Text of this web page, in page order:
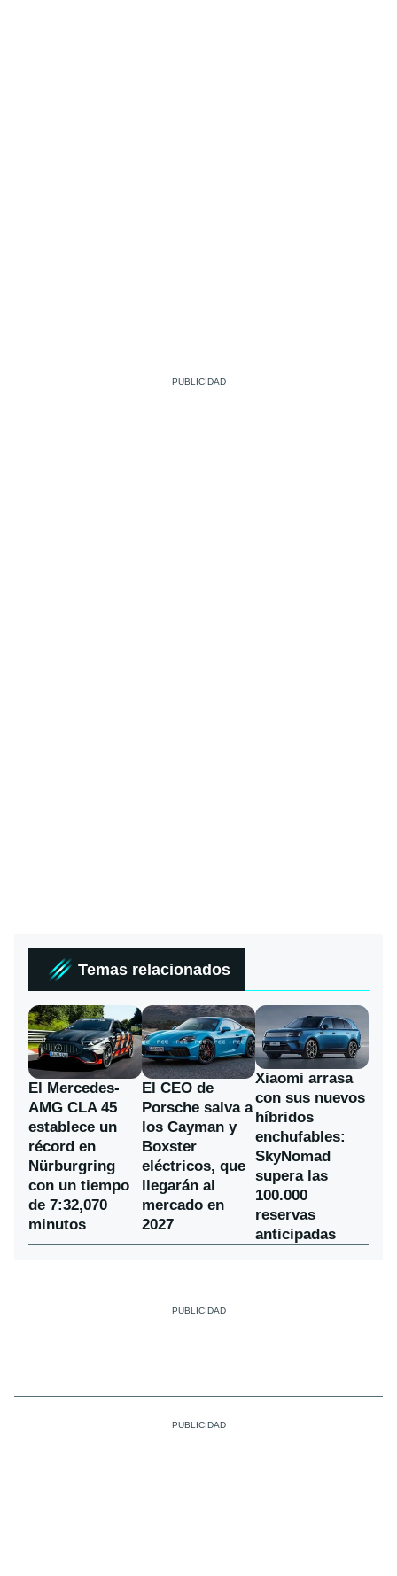
Temas relacionados
El Mercedes-
AMG CLA 45
establece un
récord en
Nürburgring
con un tiempo
de 7:32,070
minutos
El CEO de
Porsche salva a
los Cayman y
Boxster
eléctricos, que
llegarán al
mercado en
2027
Xiaomi arrasa
con sus nuevos
híbridos
enchufables:
SkyNomad
supera las
100.000
reservas
anticipadas